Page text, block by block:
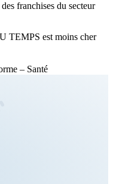
franchises du secteur
TEMPS est moins cher
– Santé